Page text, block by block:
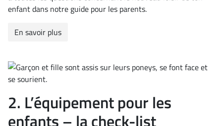
enfant dans notre guide pour les parents.
En savoir plus
2. L’équipement pour les
enfants – la check-list